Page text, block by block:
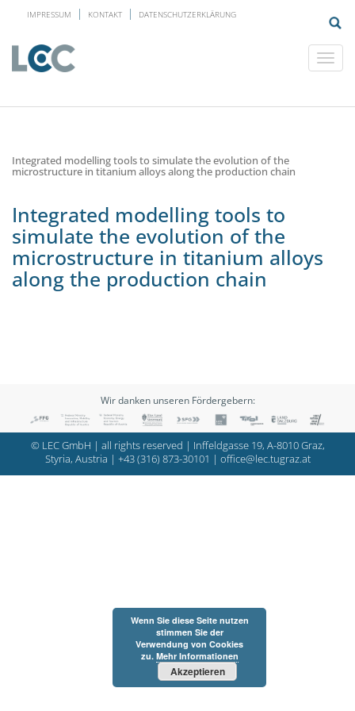
IMPRESSUM KONTAKT DATENSCHUTZERKLÄRUNG
Integrated modelling tools to simulate the evolution of the
microstructure in titanium alloys along the production chain
Integrated modelling tools to
simulate the evolution of the
microstructure in titanium alloys
along the production chain
Wir danken unseren Fördergebern:
© LEC GmbH | all rights reserved | Inffeldgasse 19, A-8010 Graz,
Styria, Austria | +43 (316) 873-30101 | office@lec.tugraz.at
Wenn Sie diese Seite nutzen
stimmen Sie der
Verwendung von Cookies
zu. Mehr Informationen
Akzeptieren